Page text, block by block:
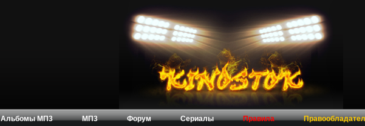
Альбомы МП3 МП3 Форум Сериалы Правила